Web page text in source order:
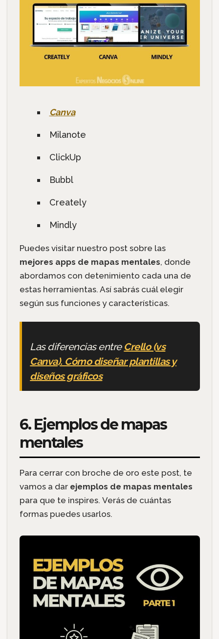
Canva
Milanote
ClickUp
Bubbl
Creately
Mindly
Puedes visitar nuestro post sobre las
mejores apps de mapas mentales, donde
abordamos con detenimiento cada una de
estas herramientas. Así sabrás cuál elegir
según sus funciones y características.
Las diferencias entre Crello (vs
Canva). Cómo diseñar plantillas y
diseños gráficos
6. Ejemplos de mapas
mentales
Para cerrar con broche de oro este post, te
vamos a dar ejemplos de mapas mentales
para que te inspires. Verás de cuántas
formas puedes usarlos.